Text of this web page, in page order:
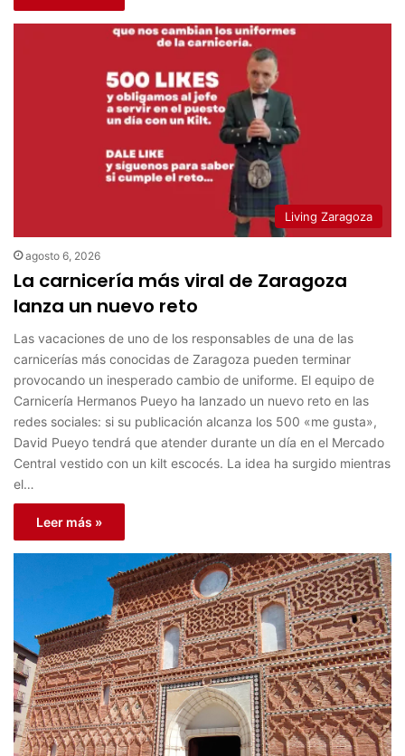
Living Zaragoza
agosto 6, 2026
La carnicería más viral de Zaragoza
lanza un nuevo reto
Las vacaciones de uno de los responsables de una de las
carnicerías más conocidas de Zaragoza pueden terminar
provocando un inesperado cambio de uniforme. El equipo de
Carnicería Hermanos Pueyo ha lanzado un nuevo reto en las
redes sociales: si su publicación alcanza los 500 «me gusta»,
David Pueyo tendrá que atender durante un día en el Mercado
Central vestido con un kilt escocés. La idea ha surgido mientras
el…
Leer más »